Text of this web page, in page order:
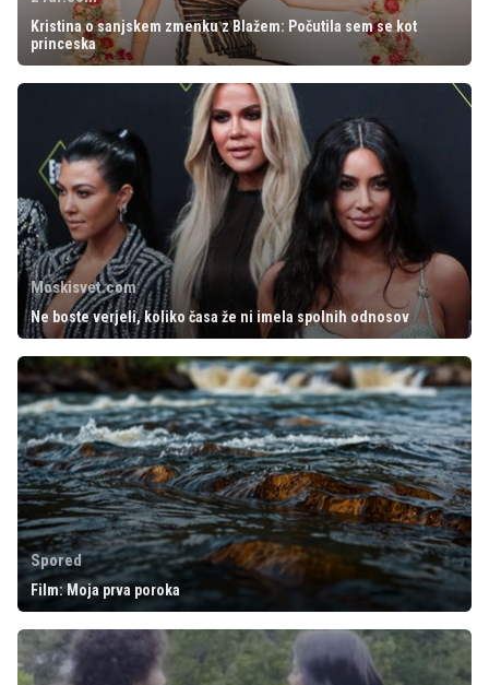
Kristina o sanjskem zmenku z Blažem: Počutila sem se kot
princeska
Moskisvet.com
Ne boste verjeli, koliko časa že ni imela spolnih odnosov
Spored
Film: Moja prva poroka